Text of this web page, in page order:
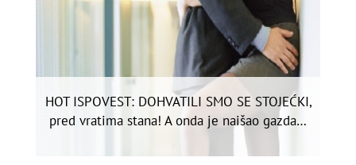
HOT ISPOVEST: DOHVATILI SMO SE STOJEĆKI,
pred vratima stana! A onda je naišao gazda…